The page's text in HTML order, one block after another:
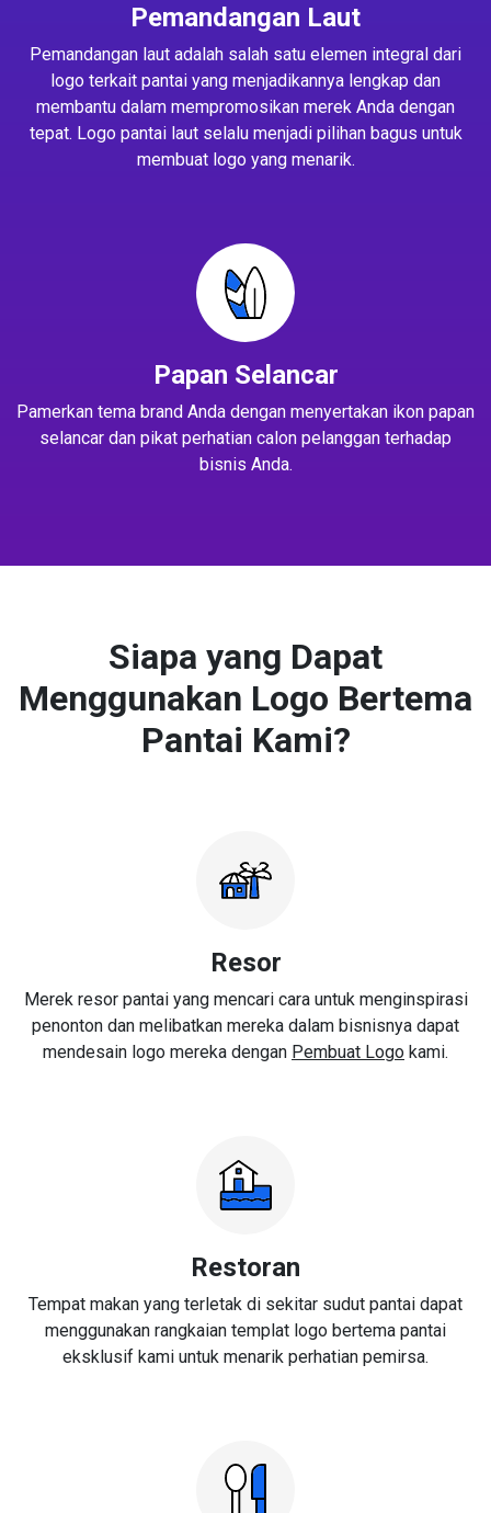
Pemandangan Laut
Pemandangan laut adalah salah satu elemen integral dari
logo terkait pantai yang menjadikannya lengkap dan
membantu dalam mempromosikan merek Anda dengan
tepat. Logo pantai laut selalu menjadi pilihan bagus untuk
membuat logo yang menarik.
Papan Selancar
Pamerkan tema brand Anda dengan menyertakan ikon papan
selancar dan pikat perhatian calon pelanggan terhadap
bisnis Anda.
Siapa yang Dapat
Menggunakan Logo Bertema
Pantai Kami?
Resor
Merek resor pantai yang mencari cara untuk menginspirasi
penonton dan melibatkan mereka dalam bisnisnya dapat
mendesain logo mereka dengan Pembuat Logo kami.
Restoran
Tempat makan yang terletak di sekitar sudut pantai dapat
menggunakan rangkaian templat logo bertema pantai
eksklusif kami untuk menarik perhatian pemirsa.